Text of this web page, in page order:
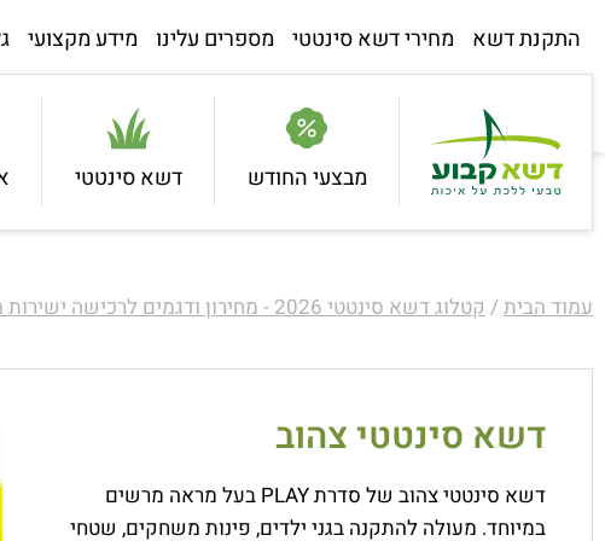
התקנת דשא מחירי דשא סינטטי מספרים עלינו מידע מקצועי
מבצעי החודש דשא סינטטי
עמוד הבית / קטלוג דשא סינטטי 2026 - מחירון ודגמים לרכישה ישירות מהיבואן
דשא סינטטי צהוב
דשא סינטטי צהוב של סדרת PLAY בעל מראה מרשים
במיוחד. מעולה להתקנה בגני ילדים, פינות משחקים, שטחי